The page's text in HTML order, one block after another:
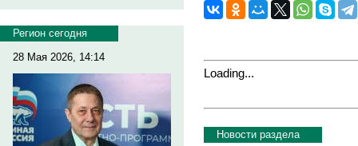
Регион сегодня
28 Мая 2026, 14:14
Loading...
Новости раздела